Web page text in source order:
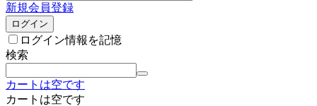
新規会員登録
ログイン
ログイン情報を記憶
検索
カートは空です
カートは空です